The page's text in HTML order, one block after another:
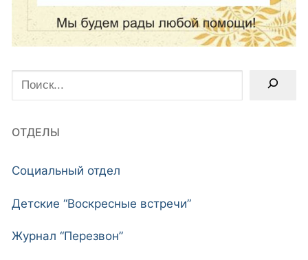
Поиск
ОТДЕЛЫ
Социальный отдел
Детские “Воскресные встречи”
Журнал “Перезвон”